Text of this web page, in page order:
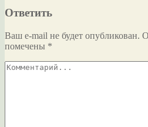
Ответить
Ваш e-mail не будет опубликован.
помечены *